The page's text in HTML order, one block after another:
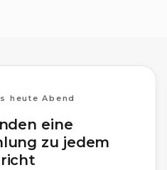
heute Abend
eine
zu jedem